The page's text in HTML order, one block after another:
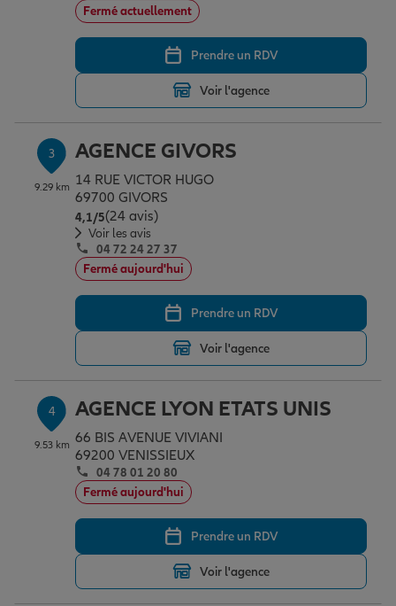
Garantie des accidents de la vie
Assurance scolaire
Protection juridique
Retraite
Tous nos devis d'assurance
Fermé actuellement
Prendre un RDV
Voir l'agence
3
9.29 km
AGENCE GIVORS
14 RUE VICTOR HUGO
69700 GIVORS
4,1/5Note de 4.1 sur 5
(24 avis)
Voir les avis
04 72 24 27 37
Fermé aujourd'hui
Prendre un RDV
Voir l'agence
4
9.53 km
AGENCE LYON ETATS UNIS
66 BIS AVENUE VIVIANI
69200 VENISSIEUX
04 78 01 20 80
Fermé aujourd'hui
Prendre un RDV
Voir l'agence